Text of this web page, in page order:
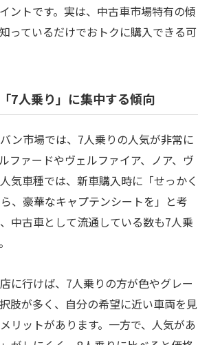
ントです。実は、中古車市場特有の傾
っているだけでおトクに購入できる可
7人乗り」に集中する傾向
ン市場では、7人乗りの人気が非常に
ファードやヴェルファイア、ノア、ヴ
気車種では、新車購入時に「せっかく
、豪華なキャプテンシートを」と考
中古車として流通している数も7人乗
に行けば、7人乗りの方が色やグレー
肢が多く、自分の希望に近い車両を見
リットがあります。一方で、人気があ